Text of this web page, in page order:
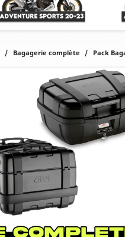
Bagagerie complète Pack